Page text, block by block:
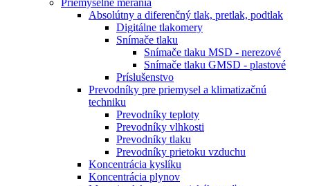
Absolútny a diferenčný tlak, pretlak, podtlak
Digitálne tlakomery
Snímače tlaku
Snímače tlaku MSD - nerezové
Snímače tlaku GMSD - plastové
Príslušenstvo
Prevodníky pre priemysel a klimatizačnú
techniku
Prevodníky teploty
Prevodníky vlhkosti
Prevodníky tlaku
Prevodníky prietoku vzduchu
Koncentrácia kyslíku
Koncentrácia plynov